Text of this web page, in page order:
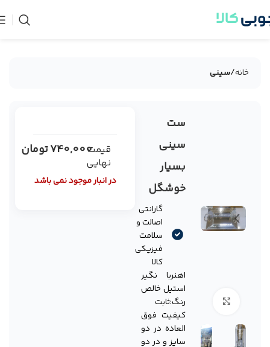
خانه سینی
برای بزرگنمایی کلیک کنید
ست
سینی
بسیار
خوشگل
گارانتی
اصالت و
سلامت
فیزیکی
کالا
اهنربا نگیر
استیل خالص
رنگ:ثابت
کیفیت فوق
العاده در دو
سایز و در دو
قیمت
نهایی
740,000تومان
در انبار موجود نمی باشد